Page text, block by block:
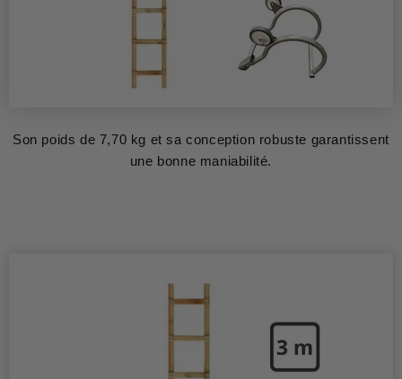
Son poids de 7,70 kg et sa conception robuste garantissent
une bonne maniabilité.